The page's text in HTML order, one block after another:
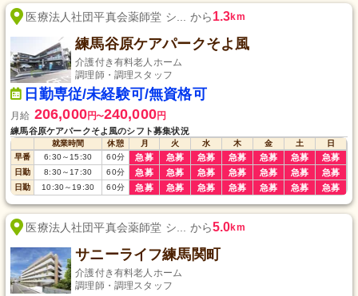
医療法人社団平真会薬師堂 シ... から1.3km
練馬谷原ケアパークそよ風
介護付き有料老人ホーム
調理師・調理スタッフ
日勤専従/未経験可/無資格可
月給 206,000円〜240,000円
練馬谷原ケアパークそよ風のシフト募集状況
就業時間 休憩 月 火 水 木 金 土
日
早番
6:30～15:30 60分 急募 急募 急募 急募 急募 急募 急募
日勤 8:30～17:30 60分 急募 急募 急募 急募 急募 急募 急募
日勤 10:30～19:30 60分 急募 急募 急募 急募 急募 急募 急募
医療法人社団平真会薬師堂 シ... から5.0km
サニーライフ練馬関町
介護付き有料老人ホーム
調理師・調理スタッフ